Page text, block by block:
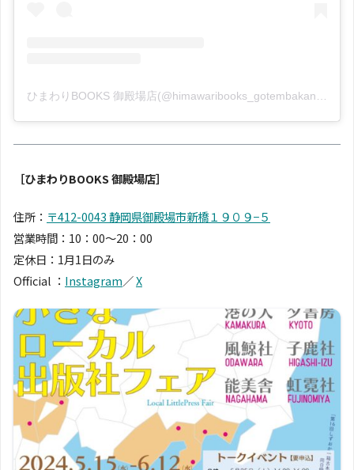
［ひまわりBOOKS 御殿場店］
住所： 〒412-0043 静岡県御殿場市新橋１９０９−５
営業時間：10：00〜20：00
定休日：1月1日のみ
Official ： Instagram／X